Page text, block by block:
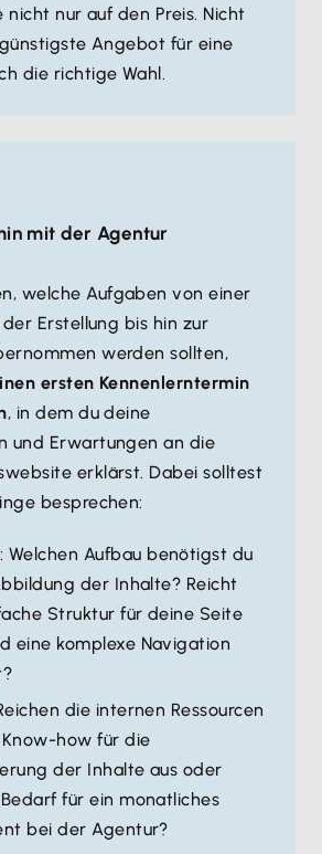
nicht nur auf den Preis. Nicht
Angebot für eine
die richtige Wahl.
mit der Agentur
welche Aufgaben von einer
Erstellung bis hin zur
werden sollten,
ersten Kennenlerntermin
, in dem du deine
und Erwartungen an die
erklärst. Dabei solltest
besprechen:
: Welchen Aufbau benötigst du
der Inhalte? Reicht
Struktur für deine Seite
eine komplexe Navigation
die internen Ressourcen
how für die
der Inhalte aus oder
für ein monatliches
bei der Agentur?